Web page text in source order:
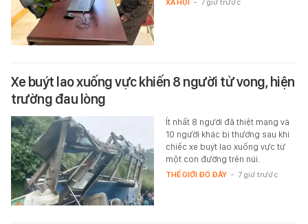
XÃ HỘI - 7 giờ trước
Xe buýt lao xuống vực khiến 8 người tử vong, hiện
trường đau lòng
Ít nhất 8 người đã thiệt mạng và
10 người khác bị thương sau khi
chiếc xe buýt lao xuống vực từ
một con đường trên núi.
THẾ GIỚI ĐÓ ĐÂY - 7 giờ trước